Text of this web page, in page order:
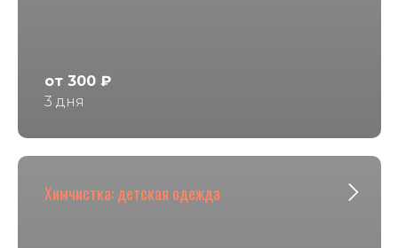
от 300 ₽
3 дня
Химчистка: детская одежда